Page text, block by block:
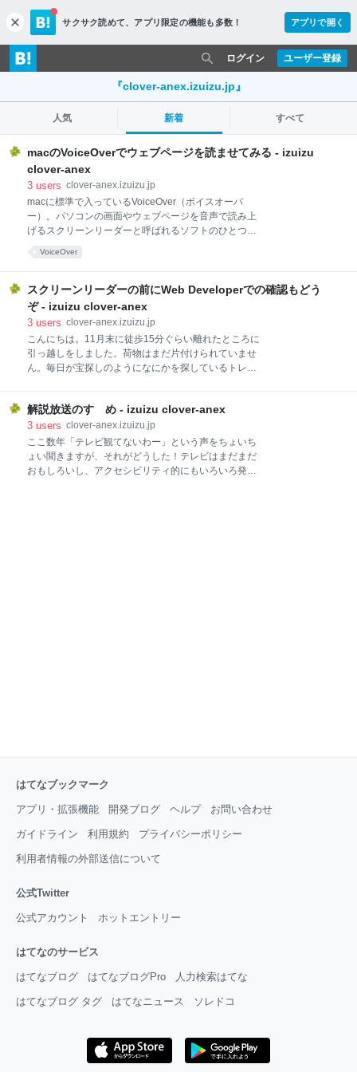
c
l
o
s
サクサク読めて、 アプリ限定の機能も多数！ アプリで開く
ユーザー登録
ログイン
『clover-anex.izuizu.jp』
人気 新着 すべて
macのVoiceOverでウェブページを読ませてみる - izuizu
clover-anex
3 users clover-anex.izuizu.jp
macに標準で入っているVoiceOver（ボイスオーバ
ー）。パソコンの画面やウェブページを音声で読み上
げるスクリーンリーダーと呼ばれるソフトのひとつで
VoiceOverにはいろいろ操作がありますが、今回は
「ブラウザーで表示されたウェブページの中を読ませ
る方法」について書いてみます。 VoiceOverを起動す
あと、キーボードで［ command＋F5 ］を押します。
そうすると、画面に黒い窓が出てきて「ボイスオーバ
ー オン」と聞こえてきます。 「コントロール」だけカ
Option-Shift-下矢印を押します」と書いてあるので、
これらのキーを
VoiceOver
スクリーンリーダーの前にWeb Developerでの確認もどう
ぞ - izuizu clover-anex
3 users clover-anex.izuizu.jp
こんにちは。11月末に徒歩15分ぐらい離れたところに
引っ越しをしました。荷物はまだ片付けられていませ
ん。毎日が宝探しのようになにかを探しているトレジ
す。 今年もアクセシビリティな情報をインプット・ア
ウトプットしました（当社比） 今年もウェブアクセシ
ビリティに関する情報を発信してみたり、セミナーで
講演をしたり、参加したりしました。 そこでずっと気
になっていることを書いてみます。 ウェブアクセシビ
解説放送のすゝめ - izuizu clover-anex
3 users clover-anex.izuizu.jp
ここ数年「テレビ観てないわー」という声をちょいち
ょい聞きますが、それがどうした！テレビはまだまだ
おもしろいし、アクセシビリティ的にもいろいろ発見
はてなブックマーク
アプリ・拡張機能 開発ブログ ヘルプ お問い合わせ
ガイドライン 利用規約 プライバシーポリシー
利用者情報の外部送信について
公式Twitter
公式アカウント ホットエントリー
はてなのサービス
はてなブログ はてなブログPro 人力検索はてな
はてなブログ タグ はてなニュース ソレドコ